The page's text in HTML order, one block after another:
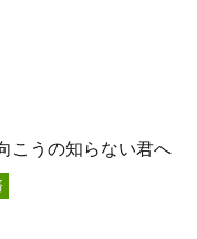
こうの知らない君へ